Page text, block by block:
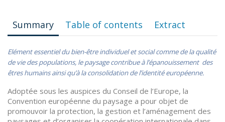
Summary Table of contents Extract
Elément essentiel du bien-être individuel et social comme de la qualité
de vie des populations, le paysage contribue à l’épanouissement des
êtres humains ainsi qu’à la consolidation de l’identité européenne.
Adoptée sous les auspices du Conseil de l’Europe, la
Convention européenne du paysage a pour objet de
promouvoir la protection, la gestion et l’aménagement des